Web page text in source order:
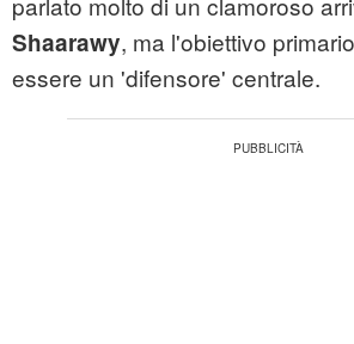
Shaarawy, ma l'obiettivo
essere un 'difensore' centrale.